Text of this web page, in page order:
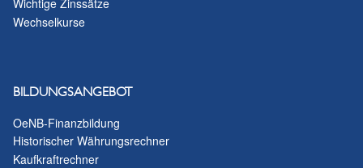
Wechselkurse
BILDUNGSANGEBOT
OeNB-Finanzbildung
Historischer Währungsrechner
Kaufkraftrechner